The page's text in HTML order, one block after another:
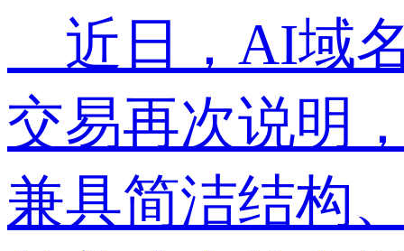
近日，AI域名
交易再次说明
兼具简洁结构